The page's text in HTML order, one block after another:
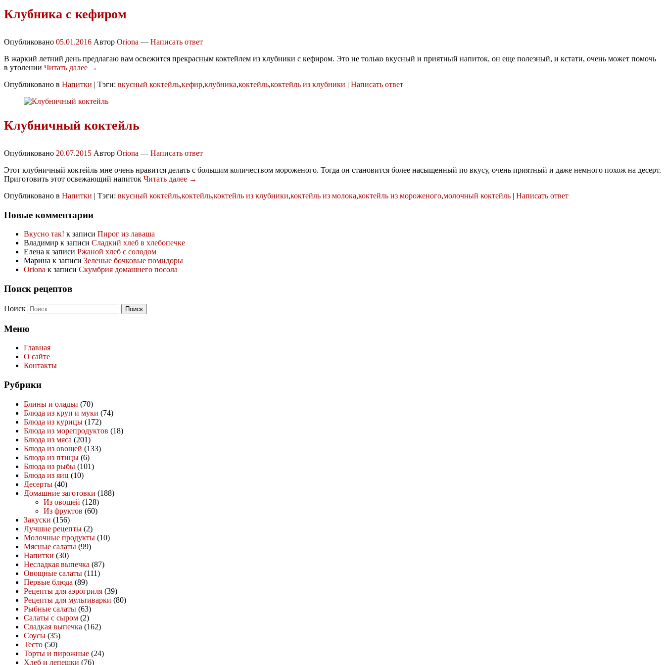
Клубника с кефиром
Опубликовано 05.01.2016 Автор Oriona — Написать ответ
В жаркий летний день предлагаю вам освежится прекрасным коктейлем из клубники с кефиром. Это не только вкусный и приятный напиток, он еще полезный, и кстати, очень может помочь
в утолении Читать далее →
Опубликовано в Напитки | Тэги: вкусный коктейль,кефир,клубника,коктейль,коктейль из клубники | Написать ответ
Клубничный коктейль
Опубликовано 20.07.2015 Автор Oriona — Написать ответ
Этот клубничный коктейль мне очень нравится делать с большим количеством мороженого. Тогда он становится более насыщенный по вкусу, очень приятный и даже немного похож на десерт.
Приготовить этот освежающий напиток Читать далее →
Опубликовано в Напитки | Тэги: вкусный коктейль,коктейль,коктейль из клубники,коктейль из молока,коктейль из мороженого,молочный коктейль | Написать ответ
Новые комментарии
Вкусно так! к записи Пирог из лаваша
Владимир к записи Сладкий хлеб в хлебопечке
Елена к записи Ржаной хлеб с солодом
Марина к записи Зеленые бочковые помидоры
Oriona к записи Скумбрия домашнего посола
Поиск рецептов
Поиск
Меню
Главная
О сайте
Контакты
Рубрики
Блины и оладьи (70)
Блюда из круп и муки (74)
Блюда из курицы (172)
Блюда из морепродуктов (18)
Блюда из мяса (201)
Блюда из овощей (133)
Блюда из птицы (6)
Блюда из рыбы (101)
Блюда из яиц (10)
Десерты (40)
Домашние заготовки (188)
Из овощей (128)
Из фруктов (60)
Закуски (156)
Лучшие рецепты (2)
Молочные продукты (10)
Мясные салаты (99)
Напитки (30)
Несладкая выпечка (87)
Овощные салаты (111)
Первые блюда (89)
Рецепты для аэрогриля (39)
Рецепты для мультиварки (80)
Рыбные салаты (63)
Салаты с сыром (2)
Сладкая выпечка (162)
Соусы (35)
Тесто (50)
Торты и пирожные (24)
Хлеб и лепешки (76)